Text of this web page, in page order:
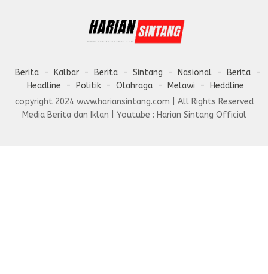
Berita Kalbar Berita Sintang Nasional
Berita
Headline
Politik Olahraga Melawi
Heddline
copyright 2024 www.hariansintang.com | All Rights Reserved
Media Berita dan Iklan | Youtube : Harian Sintang Official